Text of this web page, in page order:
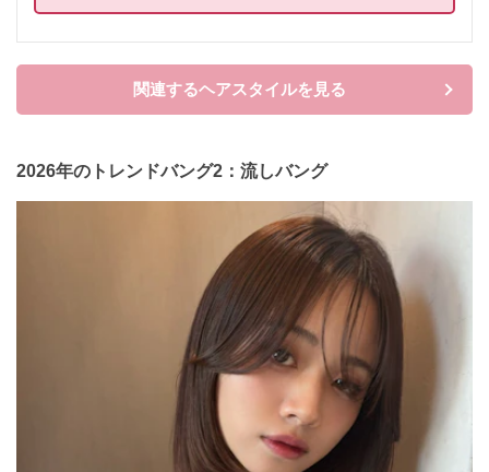
関連するヘアスタイルを見る
2026年のトレンドバング2：流しバング